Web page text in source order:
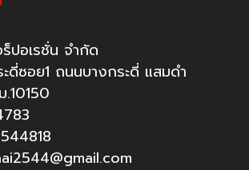
ปอเรชั่น จำกัด
ดี่ซอย1 ถนนบางกระดี่ แสมดำ